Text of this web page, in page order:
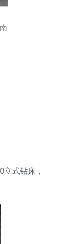
式钻床，